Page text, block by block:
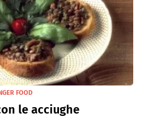
FOOD
le acciughe